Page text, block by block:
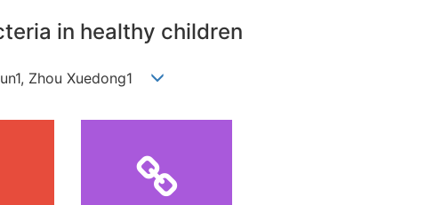
in healthy children
Zhou Xuedong1